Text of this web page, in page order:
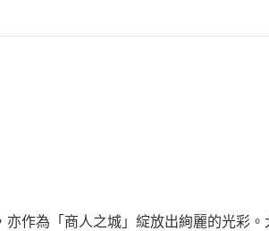
為「商人之城」綻放出絢麗的光彩。